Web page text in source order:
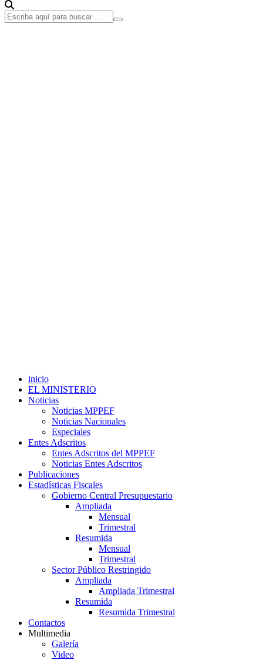
inicio
EL MINISTERIO
Noticias
Noticias MPPEF
Noticias Nacionales
Especiales
Entes Adscritos
Entes Adscritos del MPPEF
Noticias Entes Adscritos
Publicaciones
Estadísticas Fiscales
Gobierno Central Presupuestario
Ampliada
Mensual
Trimestral
Resumida
Mensual
Trimestral
Sector Público Restringido
Ampliada
Ampliada Trimestral
Resumida
Resumida Trimestral
Contactos
Multimedia
Galería
Video